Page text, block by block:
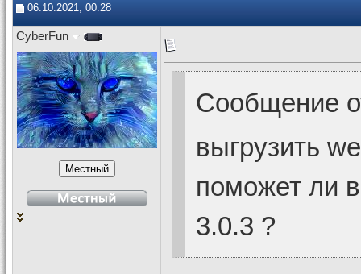
06.10.2021, 00:28
CyberFun
Сообщение
выгрузить
поможет ли
3.0.3 ?